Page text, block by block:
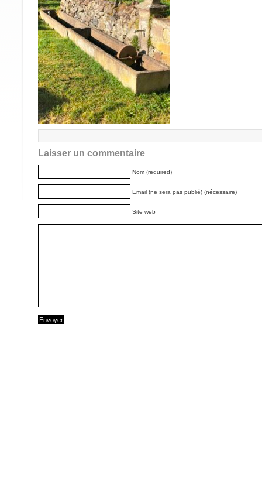
Laisser un commentaire
Nom (required)
Email (ne sera pas publié) (nécessaire)
Site web